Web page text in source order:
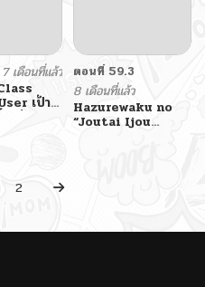
7 เดือนที่แล้ว
เป้า
ตอนที่ 59.3
8 เดือนที่แล้ว
Hazurewaku no
“Joutai Ijou
2